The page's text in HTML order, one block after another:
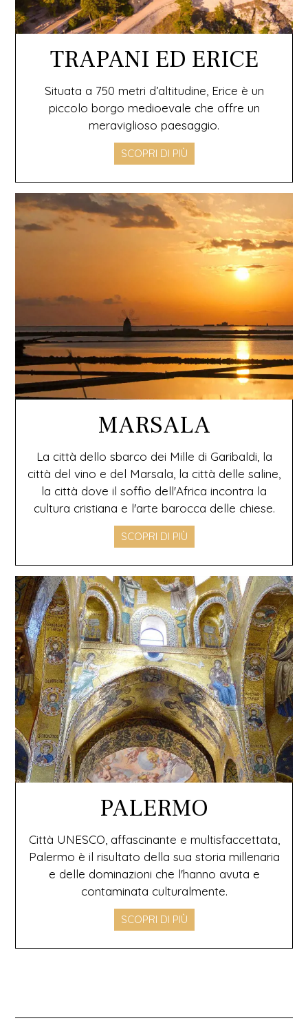
TRAPANI ED ERICE
Situata a 750 metri d’altitudine, Erice è un
piccolo borgo medioevale che offre un
meraviglioso paesaggio.
SCOPRI DI PIÙ
MARSALA
La città dello sbarco dei Mille di Garibaldi, la
città del vino e del Marsala, la città delle saline,
la città dove il soffio dell'Africa incontra la
cultura cristiana e l'arte barocca delle chiese.
SCOPRI DI PIÙ
PALERMO
Città UNESCO, affascinante e multisfaccettata,
Palermo è il risultato della sua storia millenaria
e delle dominazioni che l'hanno avuta e
contaminata culturalmente.
SCOPRI DI PIÙ